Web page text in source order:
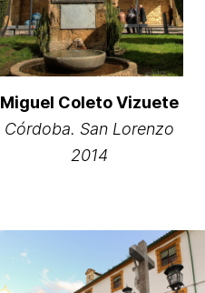
Miguel Coleto Vizuete
Córdoba. San Lorenzo
2014